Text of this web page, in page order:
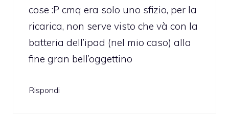
cose :P cmq era solo uno sfizio, per la
ricarica, non serve visto che và con la
batteria dell’ipad (nel mio caso) alla
fine gran bell’oggettino
Rispondi